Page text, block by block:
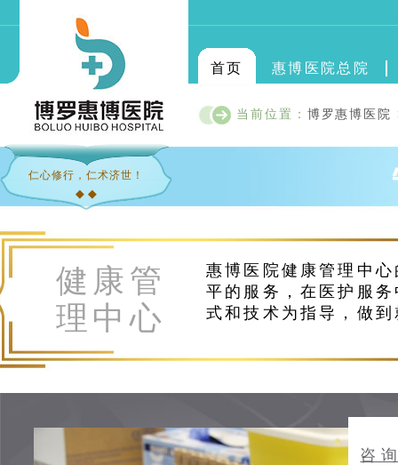
首页 惠博医院总院
当前位置： 博罗惠博医院
仁心修行，仁术济世！
◆ ◆
健康管
理中心
惠博医院健康管理中
平的服务，在医护服
式和技术为指导，做
咨